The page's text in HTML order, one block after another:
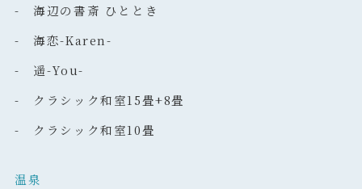
- 海辺の書斎 ひととき
- 海恋-Karen-
- 遥-You-
- クラシック和室15畳+8畳
- クラシック和室10畳
温泉